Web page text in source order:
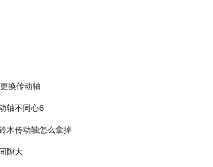
换传动轴
轴不同心6
木传动轴怎么拿掉
隙大